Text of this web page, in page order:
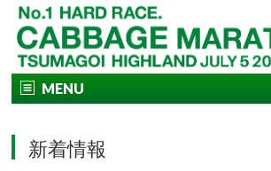
MENU
新着情報